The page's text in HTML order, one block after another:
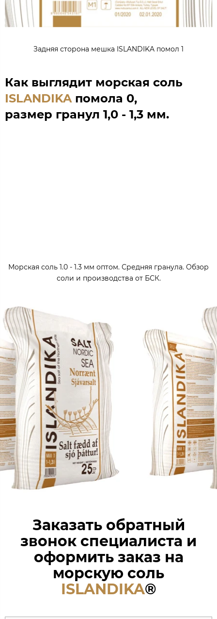
Задняя сторона мешка ISLANDIKA помол 1
Как выглядит морская соль
ISLANDIKA помола 0,
размер гранул 1,0 - 1,3 мм.
Морская соль 1.0 - 1.3 мм оптом. Средняя гранула. Обзор
соли и производства от БСК.
Заказать обратный
звонок специалиста и
оформить заказ на
морскую соль
ISLANDIKA®